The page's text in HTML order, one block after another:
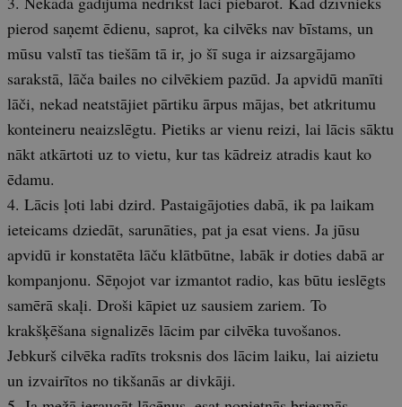
pierod saņemt ēdienu, saprot, ka cilvēks nav bīstams, un
mūsu valstī tas tiešām tā ir, jo šī suga ir aizsargājamo
sarakstā, lāča bailes no cilvēkiem pazūd. Ja apvidū manīti
lāči, nekad neatstājiet pārtiku ārpus mājas, bet atkritumu
konteineru neaizslēgtu. Pietiks ar vienu reizi, lai lācis sāktu
nākt atkārtoti uz to vietu, kur tas kādreiz atradis kaut ko
ēdamu.
4. Lācis ļoti labi dzird. Pastaigājoties dabā, ik pa laikam
ieteicams dziedāt, sarunāties, pat ja esat viens. Ja jūsu
apvidū ir konstatēta lāču klātbūtne, labāk ir doties dabā ar
kompanjonu. Sēņojot var izmantot radio, kas būtu ieslēgts
samērā skaļi. Droši kāpiet uz sausiem zariem. To
krakšķēšana signalizēs lācim par cilvēka tuvošanos.
Jebkurš cilvēka radīts troksnis dos lācim laiku, lai aizietu
un izvairītos no tikšanās ar divkāji.